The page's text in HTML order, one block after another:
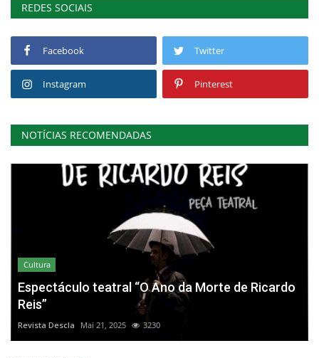
REDES SOCIAIS
Facebook Twitter
Instagram Pinterest
NOTÍCIAS RECOMENDADAS
Cultura
Espectáculo teatral “O Ano da Morte de Ricardo
Reis”
Revista Descla Mai 21, 2025 3230